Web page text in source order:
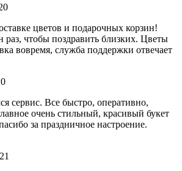
цветов и подарочных корзин!
раз, чтобы поздравить близких. Цветы
вовремя, служба поддержки отвечает
сервис. Все быстро, оперативно,
очень стильный, красивый букет
за праздничное настроение.